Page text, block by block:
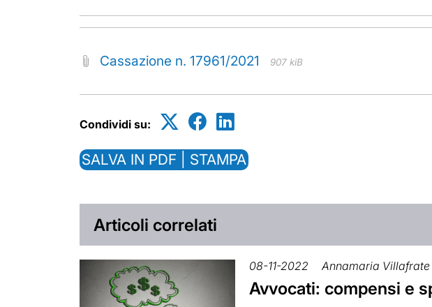
Cassazione n. 17961/2021 907 kiB
Condividi su:
SALVA IN PDF | STAMPA
Articoli correlati
08-11-2022 Annamaria Villafrate
Avvocati: compensi e